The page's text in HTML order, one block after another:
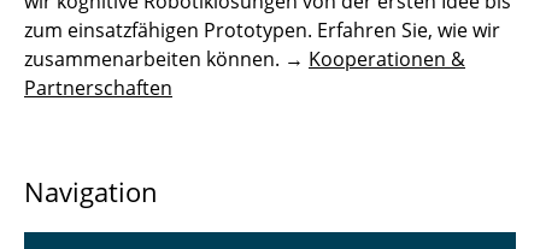
zum einsatzfähigen Prototypen. Erfahren Sie, wie wir
zusammenarbeiten können. → Kooperationen &
Partnerschaften
Navigation